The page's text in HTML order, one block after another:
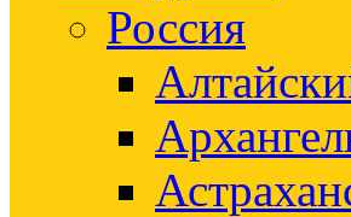
Россия